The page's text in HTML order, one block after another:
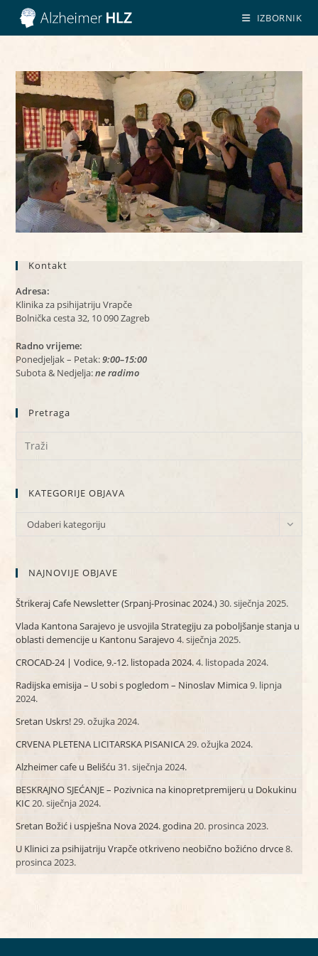
Preskoči
sadržaj
IZBORNIK
Kontakt
Adresa:
Klinika za psihijatriju Vrapče
Bolnička cesta 32, 10 090 Zagreb
Radno vrijeme:
Ponedjeljak – Petak:9:00–15:00
Subota & Nedjelja:ne radimo
Pretraga
KATEGORIJE OBJAVA
KATEGORIJE
Odaberi kategoriju
NAJNOVIJE OBJAVE
Štrikeraj Cafe Newsletter (Srpanj-Prosinac 2024.)30. siječnja 2025.
Vlada Kantona Sarajevo je usvojila Strategiju za poboljšanje stanja u
oblasti demencije u Kantonu Sarajevo 4. siječnja 2025.
CROCAD-24 | Vodice, 9.-12. listopada 2024.4. listopada 2024.
Radijska emisija – U sobi s pogledom – Ninoslav Mimica9. lipnja
2024.
Sretan Uskrs!29. ožujka 2024.
CRVENA PLETENA LICITARSKA PISANICA29. ožujka 2024.
Alzheimer cafe u Belišću 31. siječnja 2024.
BESKRAJNO SJEĆANJE – Pozivnica na kinopretpremijeru u Dokukinu
KIC20. siječnja 2024.
Sretan Božić i uspješna Nova 2024. godina20. prosinca 2023.
U Klinici za psihijatriju Vrapče otkriveno neobično božićno drvce8.
prosinca 2023.